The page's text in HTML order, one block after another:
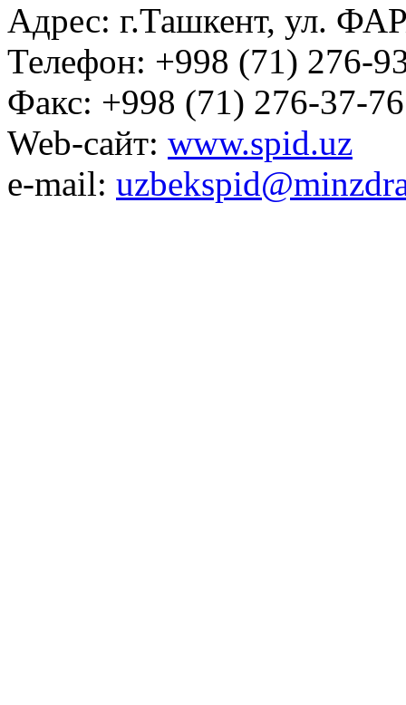
Адрес: г.Ташкент, ул.
Телефон: +998 (71) 276-
Факс: +998 (71) 276-37-76
Web-сайт: www.spid.uz
e-mail: